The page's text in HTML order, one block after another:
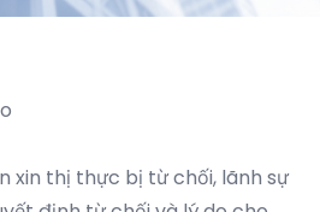
xin thị thực bị từ chối, lãnh sự